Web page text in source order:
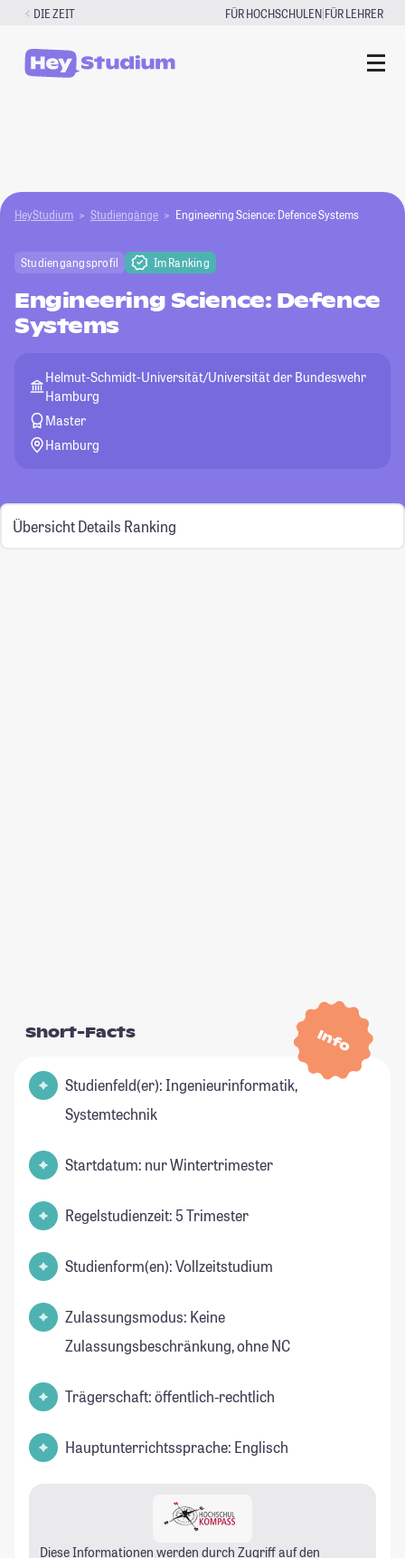
Zum
springen
DIE ZEIT FÜR HOCHSCHULEN|FÜR LEHRER
HeyStudium Studiengänge Engineering Science: Defence Systems
Studiengangsprofil Im Ranking
Engineering Science: Defence
Systems
Helmut-Schmidt-Universität/Universität der Bundeswehr
Hamburg
Master
Hamburg
Übersicht Details Ranking
Info
Short-Facts
Studienfeld(er): Ingenieurinformatik,
Systemtechnik
Startdatum: nur Wintertrimester
Regelstudienzeit: 5 Trimester
Studienform(en): Vollzeitstudium
Zulassungsmodus: Keine
Zulassungsbeschränkung, ohne NC
Trägerschaft: öffentlich-rechtlich
Hauptunterrichtssprache: Englisch
Diese Informationen werden durch Zugriff auf den